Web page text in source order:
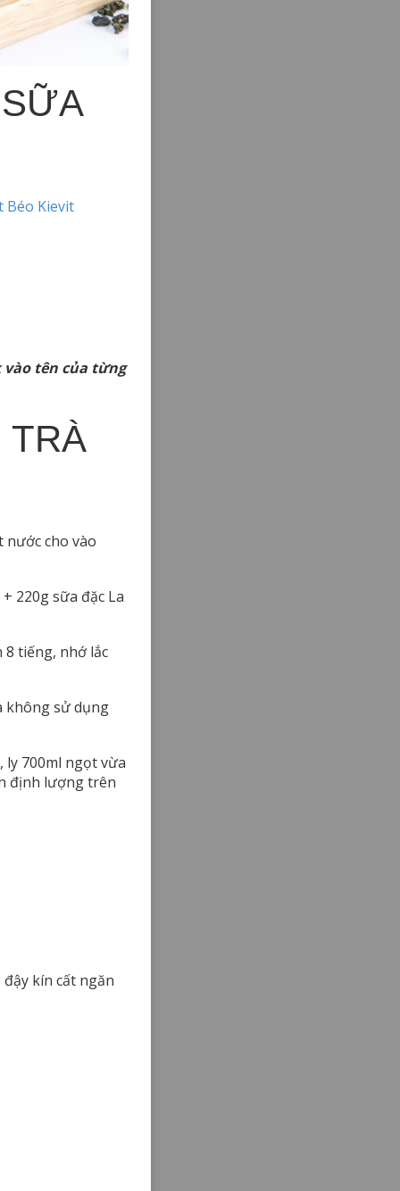
Béo Kievit
tên của từng
TRÀ
nước cho vào
220g sữa đặc La
8 tiếng, nhớ lắc
không sử dụng
ly 700ml ngọt vừa
định lượng trên
kín cất ngăn